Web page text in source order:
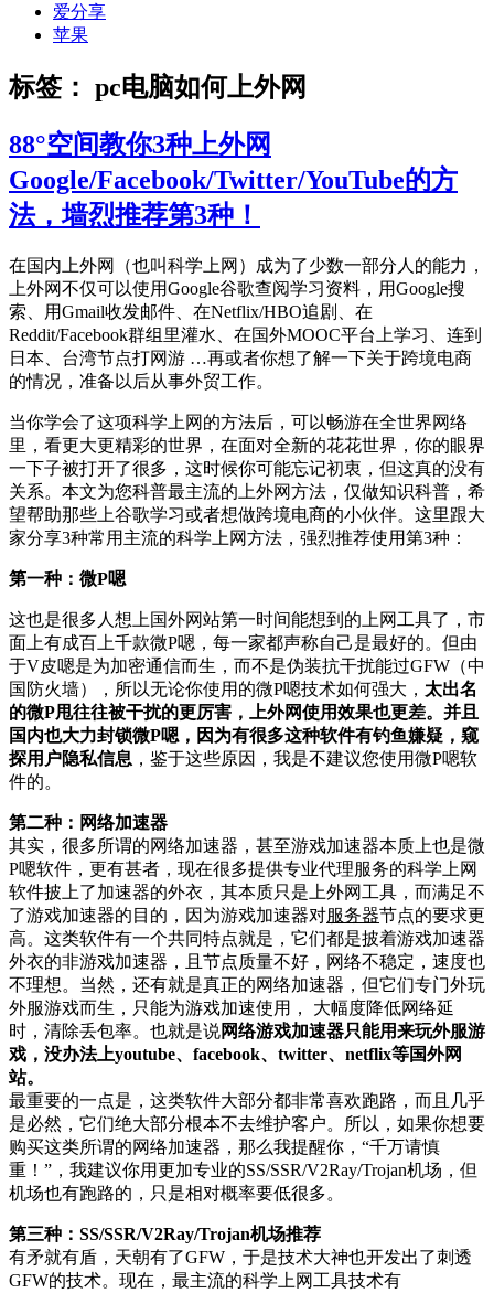
爱分享
苹果
标签： pc电脑如何上外网
88°空间教你3种上外网
Google/Facebook/Twitter/YouTube的方
法，墙烈推荐第3种！
在国内上外网（也叫科学上网）成为了少数一部分人的能力，
上外网不仅可以使用Google谷歌查阅学习资料，用Google搜
索、用Gmail收发邮件、在Netflix/HBO追剧、在
Reddit/Facebook群组里灌水、在国外MOOC平台上学习、连到
日本、台湾节点打网游 …再或者你想了解一下关于跨境电商
的情况，准备以后从事外贸工作。
当你学会了这项科学上网的方法后，可以畅游在全世界网络
里，看更大更精彩的世界，在面对全新的花花世界，你的眼界
一下子被打开了很多，这时候你可能忘记初衷，但这真的没有
关系。本文为您科普最主流的上外网方法，仅做知识科普，希
望帮助那些上谷歌学习或者想做跨境电商的小伙伴。这里跟大
家分享3种常用主流的科学上网方法，强烈推荐使用第3种：
第一种：微P嗯
这也是很多人想上国外网站第一时间能想到的上网工具了，市
面上有成百上千款微P嗯，每一家都声称自己是最好的。但由
于V皮嗯是为加密通信而生，而不是伪装抗干扰能过GFW（中
国防火墙），所以无论你使用的微P嗯技术如何强大， 太出名
的微P甩往往被干扰的更厉害，上外网使用效果也更差。并且
国内也大力封锁微P嗯，因为有很多这种软件有钓鱼嫌疑，窥
探用户隐私信息 ，鉴于这些原因，我是不建议您使用微P嗯软
件的。
第二种：网络加速器
其实，很多所谓的网络加速器，甚至游戏加速器本质上也是微
P嗯软件，更有甚者，现在很多提供专业代理服务的科学上网
软件披上了加速器的外衣，其本质只是上外网工具，而满足不
了游戏加速器的目的，因为游戏加速器对服务器节点的要求更
高。这类软件有一个共同特点就是，它们都是披着游戏加速器
外衣的非游戏加速器，且节点质量不好，网络不稳定，速度也
不理想。当然，还有就是真正的网络加速器，但它们专门外玩
外服游戏而生，只能为游戏加速使用， 大幅度降低网络延
时，清除丢包率。也就是说网络游戏加速器只能用来玩外服游
戏，没办法上youtube、facebook、twitter、netflix等国外网
站。
最重要的一点是，这类软件大部分都非常喜欢跑路，而且几乎
是必然，它们绝大部分根本不去维护客户。所以，如果你想要
购买这类所谓的网络加速器，那么我提醒你，“千万请慎
重！”，我建议你用更加专业的SS/SSR/V2Ray/Trojan机场，但
机场也有跑路的，只是相对概率要低很多。
第三种：SS/SSR/V2Ray/Trojan机场推荐
有矛就有盾，天朝有了GFW，于是技术大神也开发出了刺透
GFW的技术。现在，最主流的科学上网工具技术有